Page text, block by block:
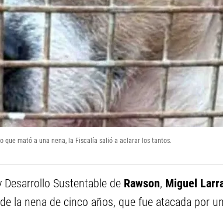
que mató a una nena, la Fiscalía salió a aclarar los tantos.
Sustentable de Rawson, Miguel
la nena de cinco años, que fue atacada por